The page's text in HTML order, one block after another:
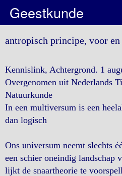
Geestkunde
antropisch principe, voor en
Kennislink, Achtergrond. 1
Overgenomen uit Nederlands
Natuurkunde
In een multiversum is een
dan logisch
Ons universum neemt slechts
een schier oneindig landschap
lijkt de snaartheorie te